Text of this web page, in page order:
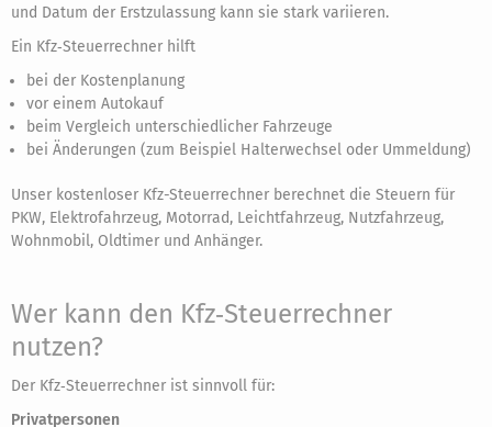
und Datum der Erstzulassung kann sie stark variieren.
Ein Kfz‑Steuerrechner hilft
bei der Kostenplanung
vor einem Autokauf
beim Vergleich unterschiedlicher Fahrzeuge
bei Änderungen (zum Beispiel Halterwechsel oder Ummeldung)
Unser kostenloser Kfz-Steuerrechner berechnet die Steuern für
PKW, Elektrofahrzeug, Motorrad, Leichtfahrzeug, Nutzfahrzeug,
Wohnmobil, Oldtimer und Anhänger.
Wer kann den Kfz‑Steuerrechner
nutzen?
Der Kfz‑Steuerrechner ist sinnvoll für:
Privatpersonen